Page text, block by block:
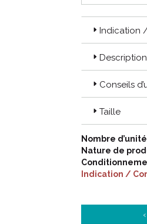
Les "Active" :
dans des
activités.
Les produits
Indication
Description
Conseils
Taille
Nombre
Nature de
Indication /